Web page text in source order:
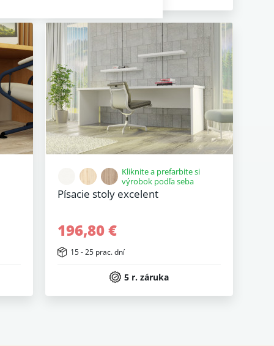
Kliknite a prefarbite si
výrobok podľa seba
Písacie stoly excelent
196,80 €
15 - 25 prac. dní
5 r. záruka